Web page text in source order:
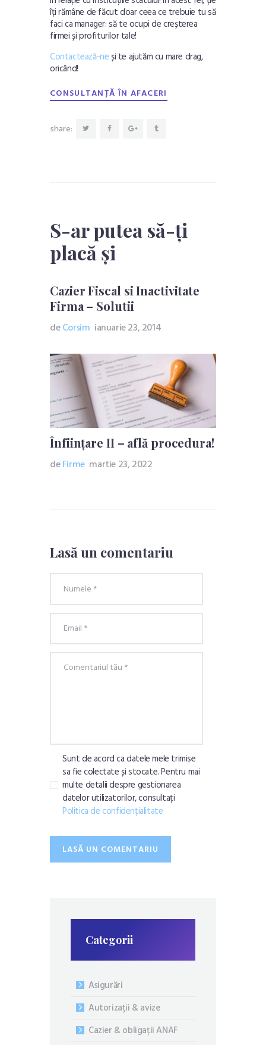
îți rămâne de făcut doar ceea ce trebuie tu să
faci ca manager: să te ocupi de creșterea
firmei și profiturilor tale!
Contactează-ne și te ajutăm cu mare drag,
oricând!
CONSULTANȚĂ ÎN AFACERI
share:
S-ar putea să-ți
placă și
Cazier Fiscal si Inactivitate
Firma – Solutii
deCorsim ianuarie 23, 2014
Înființare II – află procedura!
deFirme martie 23, 2022
Lasă un comentariu
Sunt de acord ca datele mele trimise
sa fie colectate și stocate. Pentru mai
multe detalii despre gestionarea
datelor utilizatorilor, consultați
Politica de confidențialitate
Categorii
Asigurări
Autorizații & avize
Cazier & obligații ANAF